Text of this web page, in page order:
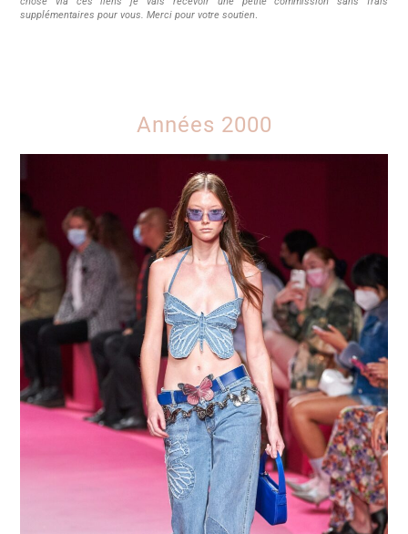
supplémentaires pour vous. Merci pour votre soutien.
Années 2000